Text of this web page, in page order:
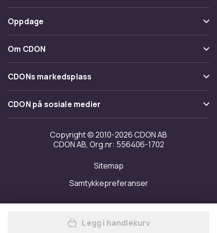
Spor pakke
Angre & returner her
Kontakt oss
Betaling
Levering
Tilbakekallinger
Oppdage
Kategorier
Varemerker
Om CDON
Om oss
Kundeanmeldelser
Jobbe på CDON
Investor relations
Tilgjengelighet
CDONs markedsplass
Merchant Help Center
CDON på sosiale medier
Copyright © 2010-2026 CDON AB
CDON AB, Org.nr: 556406-1702
Sitemap
Samtykkepreferanser
Legg Smørbrød | Trine
Legg i handlekurv